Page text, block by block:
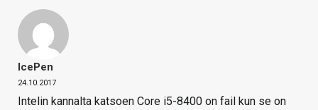
IcePen
24.10.2017
Intelin kannalta katsoen Core i5-8400 on fail kun se on